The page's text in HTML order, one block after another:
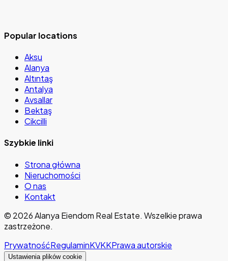
Popular locations
Aksu
Alanya
Altıntaş
Antalya
Avsallar
Bektaş
Cikcilli
Szybkie linki
Strona główna
Nieruchomości
O nas
Kontakt
© 2026Alanya Eiendom Real Estate. Wszelkie prawa
zastrzeżone.
PrywatnośćRegulaminKVKKPrawa autorskie
Ustawienia plików cookie